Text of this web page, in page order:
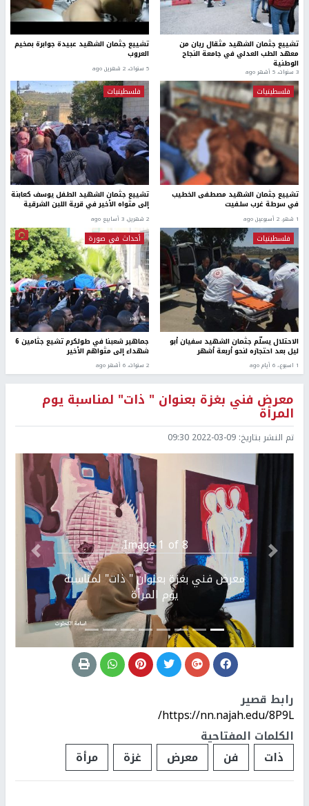
تشييع جثمان الشهيد مثقال ريان من
معهد الطب العدلي في جامعة النجاح
الوطنية
3 سنوات، 5 أشهر ago
تشييع جثمان الشهيد عبيدة جوابرة بمخيم
العروب
5 سنوات، 2 شهرين ago
فلسطينيات
تشييع جثمان الشهيد مصطفى الخطيب
في سرطة غرب سلفيت
1 شهر، 2 أسبوعين ago
فلسطينيات
تشييع جثمان الشهيد الطفل يوسف كعابنة
إلى مثواه الأخير في قرية اللبن الشرقية
2 شهرين، 3 أسابيع ago
فلسطينيات
الاحتلال يسلّم جثمان الشهيد سفيان أبو
ليل بعد احتجازه لنحو أربعة أشهر
1 اسبوع.، 6 أيام ago
أحداث في صورة
جماهير شعبنا في طولكرم تشيع جثامين 6
شهداء إلى مثواهم الأخير
2 سنوات، 6 أشهر ago
معرض فني بغزة بعنوان " ذات" لمناسبة يوم
المرأة
تم النشر بتاريخ: 2022-03-09 09:30
Image 1 of 8.
معرض فني بغزة بعنوان " ذات" لمناسبة
يوم المرأة
Previous التالي
رابط قصير
https://nn.najah.edu/8P9L/
الكلمات المفتاحية
ذات
فن معرض غزة مرأة